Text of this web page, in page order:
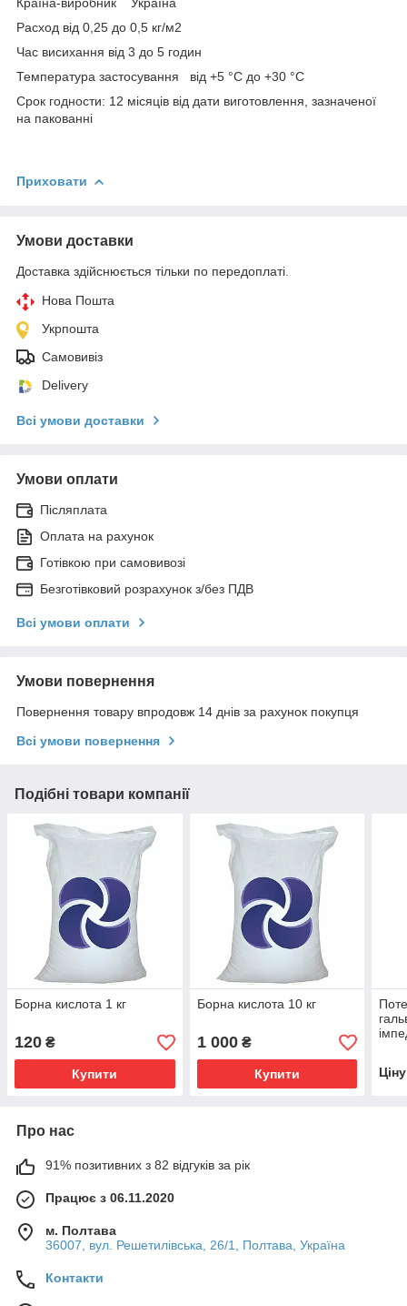
Расход від 0,25 до 0,5 кг/м2
Час висихання від 3 до 5 годин
Температура застосування від +5 °C до +30 °C
Срок годности: 12 місяців від дати виготовлення, зазначеної
на пакованні
Приховати
Умови доставки
Доставка здійснюється тільки по передоплаті.
Нова Пошта
Укрпошта
Самовивіз
Delivery
Всі умови доставки
Умови оплати
Післяплата
Оплата на рахунок
Готівкою при самовивозі
Безготівковий розрахунок з/без ПДВ
Всі умови оплати
Умови повернення
Повернення товару впродовж 14 днів за рахунок покупця
Всі умови повернення
Подібні товари компанії
Борна кислота 1 кг
120 ₴
Купити
Борна кислота 10 кг
1 000₴
Купити
Про нас
91% позитивних з 82 відгуків за рік
Працює з 06.11.2020
м. Полтава
36007, вул. Решетилівська, 26/1, Полтава, Україна
Контакти